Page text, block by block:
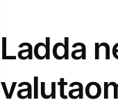
Ladda